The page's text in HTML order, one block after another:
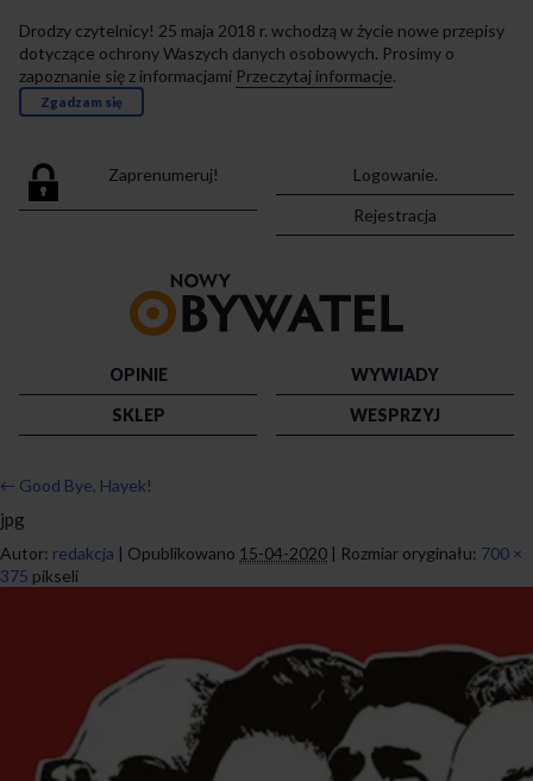
Drodzy czytelnicy! 25 maja 2018 r. wchodzą w życie nowe przepisy
dotyczące ochrony Waszych danych osobowych. Prosimy o
zapoznanie się z informacjami Przeczytaj informacje.
Zgadzam się
Zaprenumeruj!
Logowanie.
Rejestracja
strony
OPINIE
WYWIADY
SKLEP
WESPRZYJ
← Good Bye, Hayek!
jpg
Autor: redakcja | Opublikowano 15-04-2020 | Rozmiar oryginału: 700 ×
375 pikseli